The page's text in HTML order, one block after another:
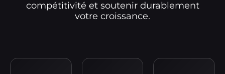
compétitivité et soutenir durablement
votre croissance.